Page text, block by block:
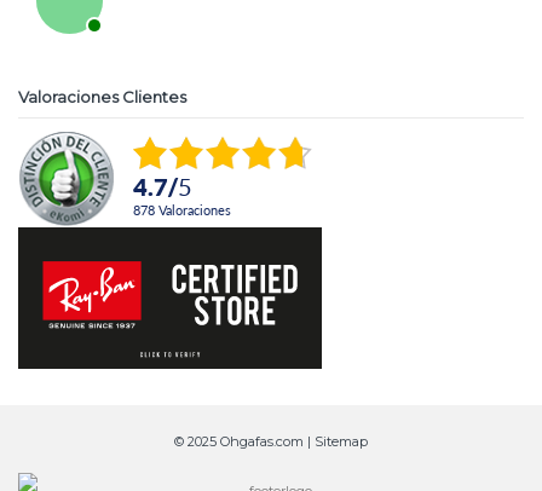
Valoraciones Clientes
4.7/5
878 Valoraciones
© 2025 Ohgafas.com | Sitemap